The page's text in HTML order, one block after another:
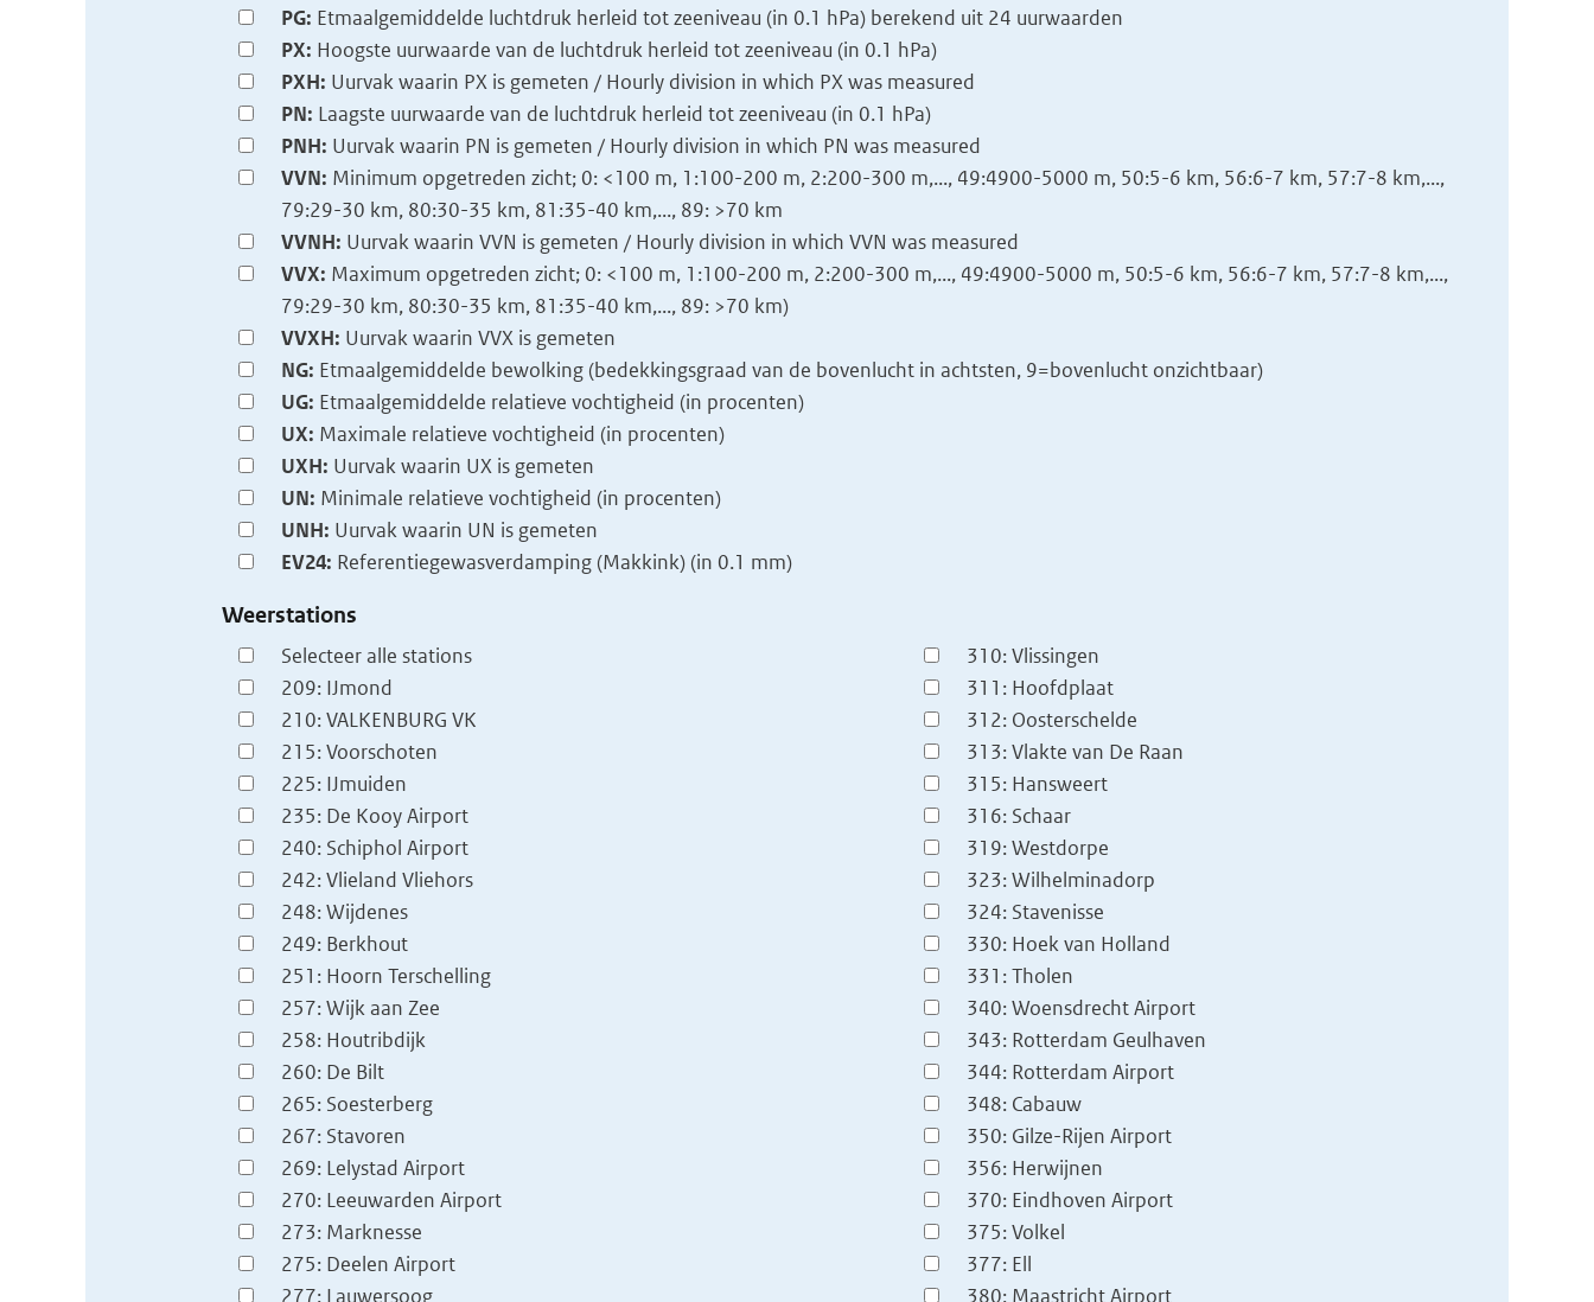
PG: Etmaalgemiddelde luchtdruk herleid tot zeeniveau (in 0.1 hPa) berekend uit 24 uurwaarden
PX: Hoogste uurwaarde van de luchtdruk herleid tot zeeniveau (in 0.1 hPa)
PXH: Uurvak waarin PX is gemeten / Hourly division in which PX was measured
PN: Laagste uurwaarde van de luchtdruk herleid tot zeeniveau (in 0.1 hPa)
PNH: Uurvak waarin PN is gemeten / Hourly division in which PN was measured
VVN: Minimum opgetreden zicht; 0: <100 m, 1:100-200 m, 2:200-300 m,..., 49:4900-5000 m, 50:5-6 km, 56:6-7 km, 57:7-8 km,...,
79:29-30 km, 80:30-35 km, 81:35-40 km,..., 89: >70 km
VVNH: Uurvak waarin VVN is gemeten / Hourly division in which VVN was measured
VVX: Maximum opgetreden zicht; 0: <100 m, 1:100-200 m, 2:200-300 m,..., 49:4900-5000 m, 50:5-6 km, 56:6-7 km, 57:7-8 km,...,
79:29-30 km, 80:30-35 km, 81:35-40 km,..., 89: >70 km)
VVXH: Uurvak waarin VVX is gemeten
NG: Etmaalgemiddelde bewolking (bedekkingsgraad van de bovenlucht in achtsten, 9=bovenlucht onzichtbaar)
UG: Etmaalgemiddelde relatieve vochtigheid (in procenten)
UX: Maximale relatieve vochtigheid (in procenten)
UXH: Uurvak waarin UX is gemeten
UN: Minimale relatieve vochtigheid (in procenten)
UNH: Uurvak waarin UN is gemeten
EV24: Referentiegewasverdamping (Makkink) (in 0.1 mm)
Weerstations
Selecteer alle stations
209: IJmond
210: VALKENBURG VK
215: Voorschoten
225: IJmuiden
235: De Kooy Airport
240: Schiphol Airport
242: Vlieland Vliehors
248: Wijdenes
249: Berkhout
251: Hoorn Terschelling
257: Wijk aan Zee
258: Houtribdijk
260: De Bilt
265: Soesterberg
267: Stavoren
269: Lelystad Airport
270: Leeuwarden Airport
273: Marknesse
275: Deelen Airport
277: Lauwersoog
310: Vlissingen
311: Hoofdplaat
312: Oosterschelde
313: Vlakte van De Raan
315: Hansweert
316: Schaar
319: Westdorpe
323: Wilhelminadorp
324: Stavenisse
330: Hoek van Holland
331: Tholen
340: Woensdrecht Airport
343: Rotterdam Geulhaven
344: Rotterdam Airport
348: Cabauw
350: Gilze-Rijen Airport
356: Herwijnen
370: Eindhoven Airport
375: Volkel
377: Ell
380: Maastricht Airport